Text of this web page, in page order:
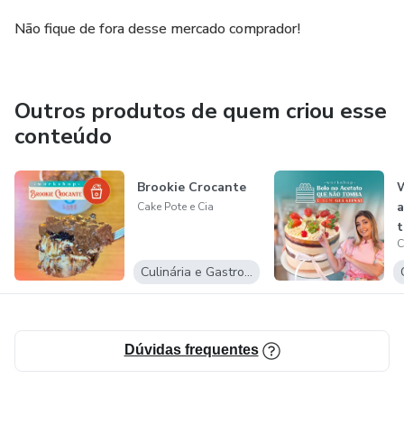
material.
Não fique de fora desse mercado comprador!
Outros produtos de quem criou esse
conteúdo
Brookie Crocante
Cake Pote e Cia
Culinária e Gastronomia
Dúvidas frequentes